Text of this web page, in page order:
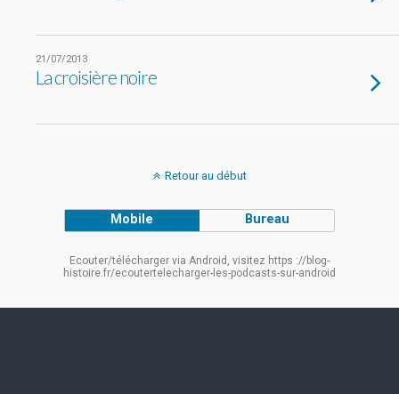
21/07/2013
La croisière noire
Retour au début
Mobile Bureau
Ecouter/télécharger via Android, visitez https ://blog-
histoire.fr/ecoutertelecharger-les-podcasts-sur-android